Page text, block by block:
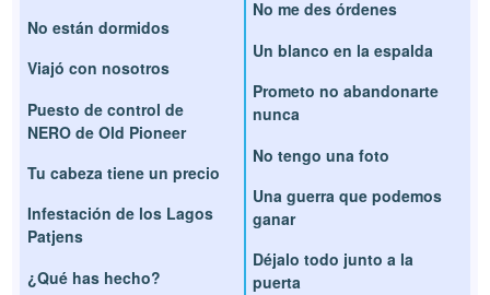
No están dormidos
Viajó con nosotros
Puesto de control de
NERO de Old Pioneer
Tu cabeza tiene un precio
Infestación de los Lagos
Patjens
¿Qué has hecho?
No me des órdenes
Un blanco en la espalda
Prometo no abandonarte
nunca
No tengo una foto
Una guerra que podemos
ganar
Déjalo todo junto a la
puerta